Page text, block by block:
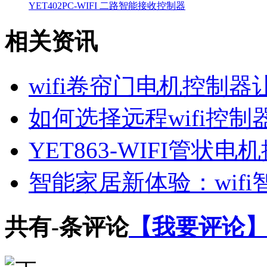
YET402PC-WIFI 二路智能接收控制器
相关资讯
wifi卷帘门电机控制器
如何选择远程wifi控制
YET863-WIFI管状电
智能家居新体验：wifi
共有-条评论【我要评论